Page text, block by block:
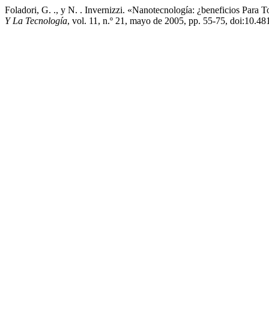
Foladori, G. ., y N. . Invernizzi. «Nanotecnología: ¿beneficios Para
Y La Tecnología, vol. 11, n.º 21, mayo de 2005, pp. 55-75,